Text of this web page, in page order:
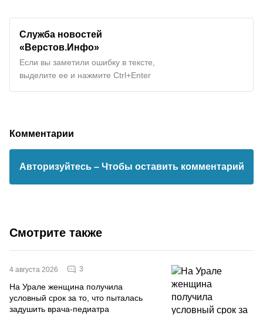
Служба новостей
«Верстов.Инфо»
Если вы заметили ошибку в тексте,
выделите ее и нажмите Ctrl+Enter
Комментарии
Авторизуйтесь – Чтобы оставить комментарий
Смотрите также
4 августа 2026 3
На Урале женщина получила
условный срок за то, что пыталась
задушить врача-педиатра